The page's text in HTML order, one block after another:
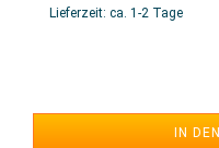
Lieferzeit: ca. 1-2 Tage
IN